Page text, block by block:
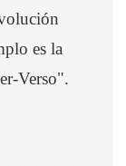
es la
Verso".